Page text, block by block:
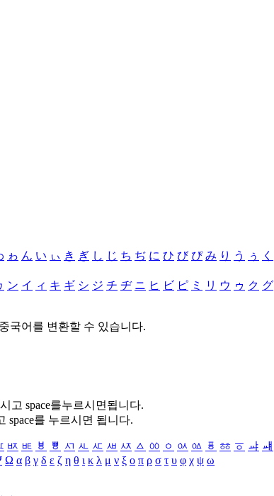
ゎ ん い ぃ き ぎ し じ ち ぢ に ひ び ぴ み り う ぅ く
ン イ ィ キ ギ シ ジ チ ヂ ニ ヒ ビ ピ ミ リ ウ ゥ ク グ
국어를 변환할 수 있습니다.
고 space를누르시면됩니다.
space를 누르시면 됩니다.
ㅶ ㅷ ㅸ ㅹ ㅺ ㅻ ㅼ ㅽ ㅾ ㅿ ㆀ ㆁ ㆂ ㆃ ㆄ ㆅ ㆆ ㆇ ㆈ
Ω α β γ δ ε ζ η θ ι κ λ μ ν ξ ο π ρ σ τ υ φ χ ψ ω